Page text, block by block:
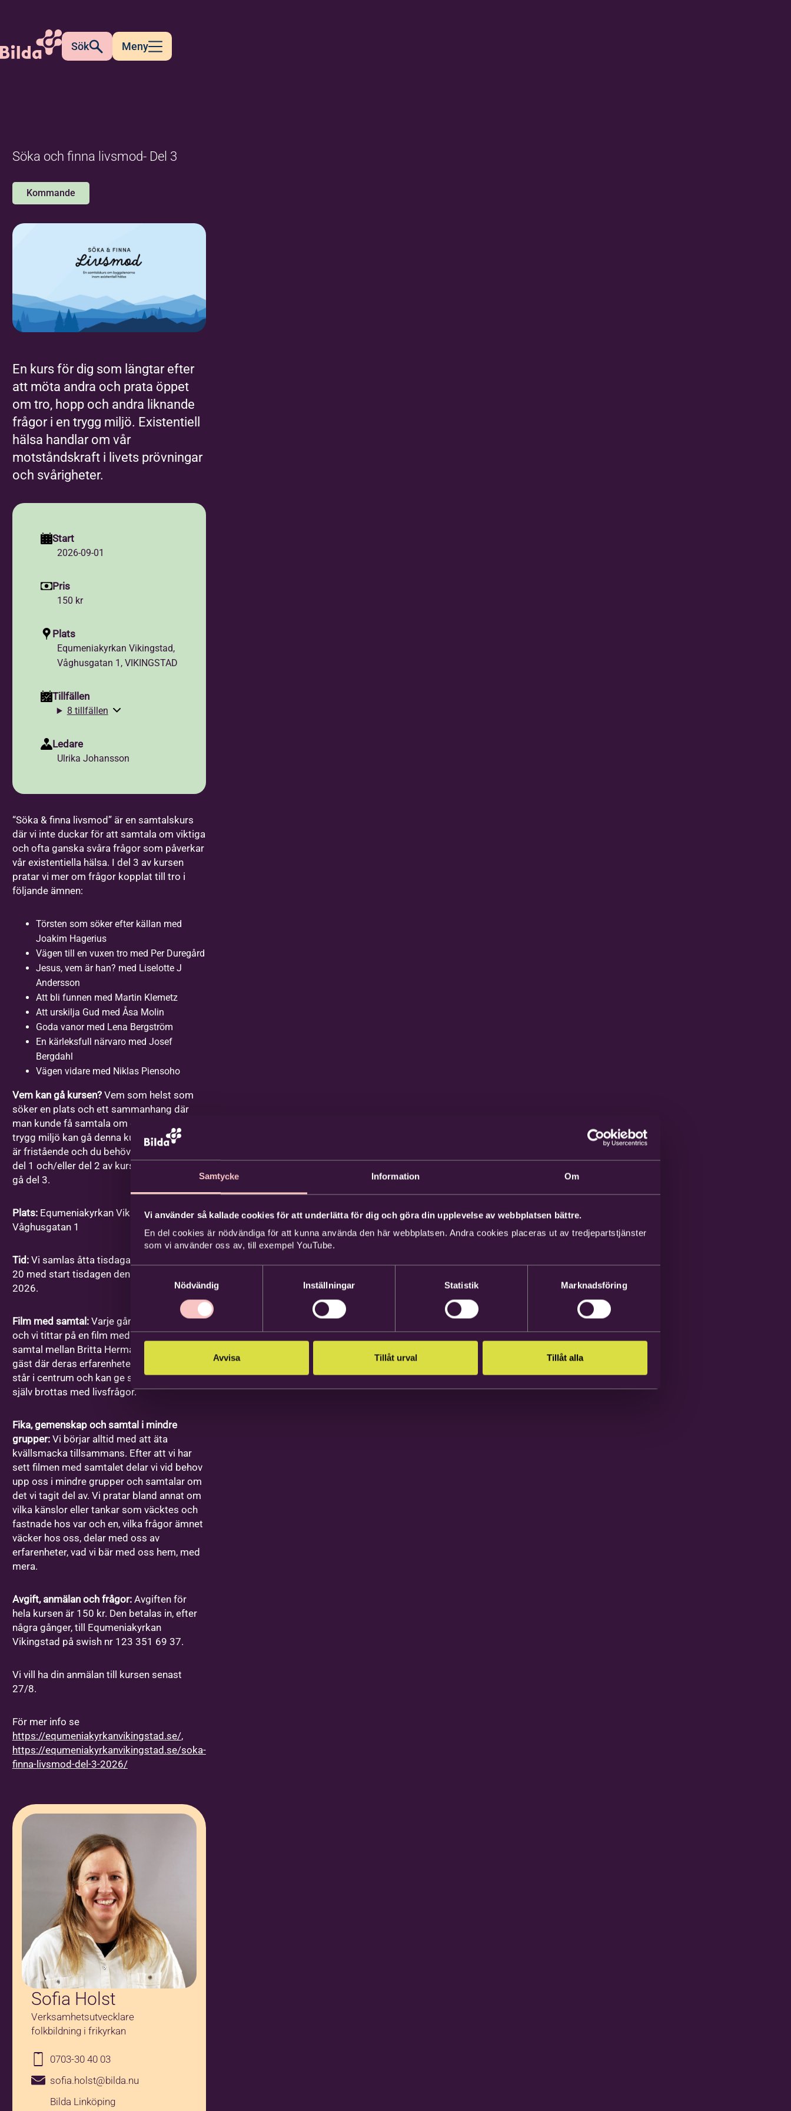
Samtycke Information Om
Vi använder så kallade cookies för att underlätta för dig och göra din upplevelse av webbplatsen bättre.
En del cookies är nödvändiga för att kunna använda den här webbplatsen. Andra cookies placeras ut av tredjepartstjänster
som vi använder oss av, till exempel YouTube.
Nödvändig
Inställningar Statistik Marknadsföring
Avvisa Tillåt urval Tillåt alla
Sök Meny
Söka och finna livsmod- Del 3
Kommande
En kurs för dig som längtar efter
att möta andra och prata öppet
om tro, hopp och andra liknande
frågor i en trygg miljö. Existentiell
hälsa handlar om vår
motståndskraft i livets prövningar
och svårigheter.
Start
2026-09-01
Pris
150 kr
Plats
Equmeniakyrkan Vikingstad,
Våghusgatan 1, VIKINGSTAD
Tillfällen
8 tillfällen
Ledare
Ulrika Johansson
“Söka & finna livsmod” är en samtalskurs
där vi inte duckar för att samtala om viktiga
och ofta ganska svåra frågor som påverkar
vår existentiella hälsa. I del 3 av kursen
pratar vi mer om frågor kopplat till tro i
följande ämnen:
Törsten som söker efter källan med
Joakim Hagerius
Vägen till en vuxen tro med Per Duregård
Jesus, vem är han? med Liselotte J
Andersson
Att bli funnen med Martin Klemetz
Att urskilja Gud med Åsa Molin
Goda vanor med Lena Bergström
En kärleksfull närvaro med Josef
Bergdahl
Vägen vidare med Niklas Piensoho
Vem kan gå kursen? Vem som helst som
söker en plats och ett sammanhang där
man kunde få samtala om dessa frågor i en
trygg miljö kan gå denna kurs. Varje gång
är fristående och du behöver inte ha gått
del 1 och/eller del 2 av kursen för att kunna
gå del 3.
Plats: Equmeniakyrkan Vikingstad,
Våghusgatan 1
Tid: Vi samlas åtta tisdagar mellan kl. 18-
20 med start tisdagen den 1 september
2026.
Film med samtal: Varje gång har ett ämne
och vi tittar på en film med ett förinspelat
samtal mellan Britta Hermansson och en
gäst där deras erfarenheter och berättelser
står i centrum och kan ge stöd åt den som
själv brottas med livsfrågor.
Fika, gemenskap och samtal i mindre
grupper: Vi börjar alltid med att äta
kvällsmacka tillsammans. Efter att vi har
sett filmen med samtalet delar vi vid behov
upp oss i mindre grupper och samtalar om
det vi tagit del av. Vi pratar bland annat om
vilka känslor eller tankar som väcktes och
fastnade hos var och en, vilka frågor ämnet
väcker hos oss, delar med oss av
erfarenheter, vad vi bär med oss hem, med
mera.
Avgift, anmälan och frågor: Avgiften för
hela kursen är 150 kr. Den betalas in, efter
några gånger, till Equmeniakyrkan
Vikingstad på swish nr 123 351 69 37.
Vi vill ha din anmälan till kursen senast
27/8.
För mer info se
https://equmeniakyrkanvikingstad.se/,
https://equmeniakyrkanvikingstad.se/soka-
finna-livsmod-del-3-2026/
Sofia Holst
Verksamhetsutvecklare
folkbildning i frikyrkan
0703-30 40 03
sofia.holst@bilda.nu
Bilda Linköping